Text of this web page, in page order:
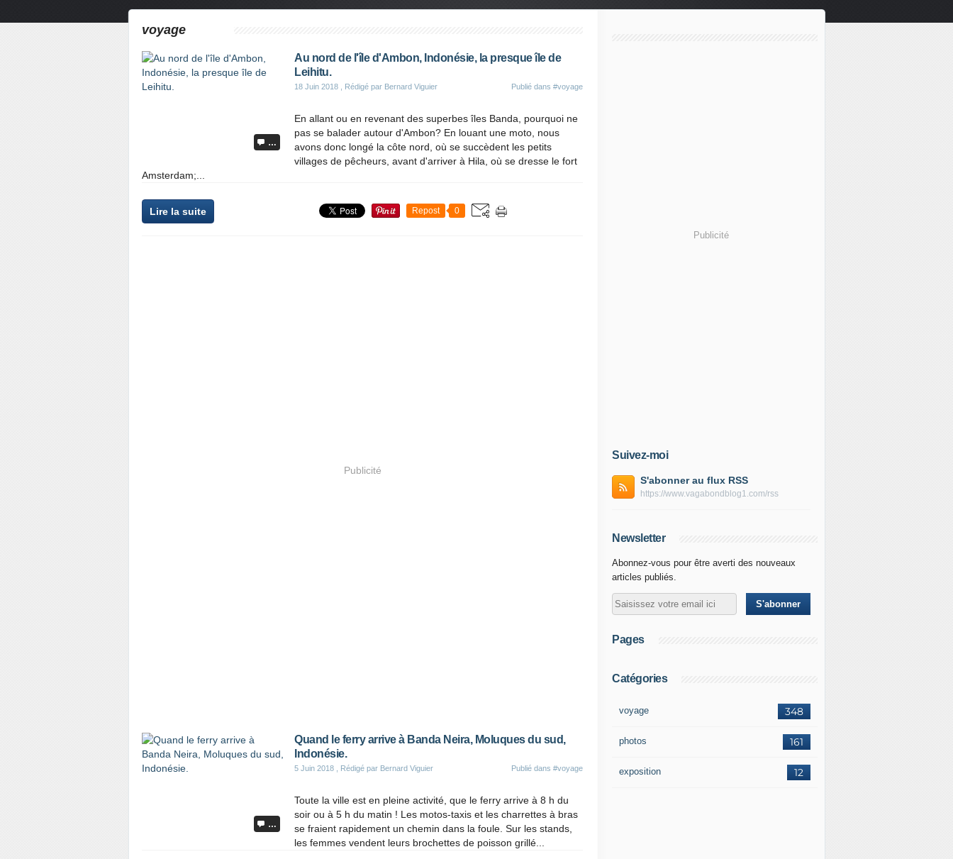
voyage
…
Au nord de l'île d'Ambon, Indonésie, la presque île de
Leihitu.
18 Juin 2018 , Rédigé par Bernard Viguier Publié dans #voyage
En allant ou en revenant des superbes îles Banda, pourquoi ne
pas se balader autour d'Ambon? En louant une moto, nous
avons donc longé la côte nord, où se succèdent les petits
villages de pêcheurs, avant d'arriver à Hila, où se dresse le fort
Amsterdam;...
Lire la suite Repost 0
Publicité
…
Quand le ferry arrive à Banda Neira, Moluques du sud,
Indonésie.
5 Juin 2018 , Rédigé par Bernard Viguier Publié dans #voyage
Toute la ville est en pleine activité, que le ferry arrive à 8 h du
soir ou à 5 h du matin ! Les motos-taxis et les charrettes à bras
se fraient rapidement un chemin dans la foule. Sur les stands,
les femmes vendent leurs brochettes de poisson grillé...
Publicité
Suivez-moi
S'abonner au flux RSS
https://www.vagabondblog1.com/rss
Newsletter
Abonnez-vous pour être averti des nouveaux
articles publiés.
Pages
Catégories
348
voyage
161
photos
12
exposition